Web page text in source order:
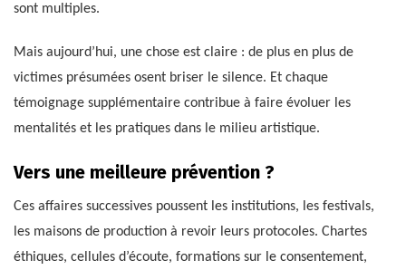
sont multiples.
Mais aujourd’hui, une chose est claire : de plus en plus de
victimes présumées osent briser le silence. Et chaque
témoignage supplémentaire contribue à faire évoluer les
mentalités et les pratiques dans le milieu artistique.
Vers une meilleure prévention ?
Ces affaires successives poussent les institutions, les festivals,
les maisons de production à revoir leurs protocoles. Chartes
éthiques, cellules d’écoute, formations sur le consentement,